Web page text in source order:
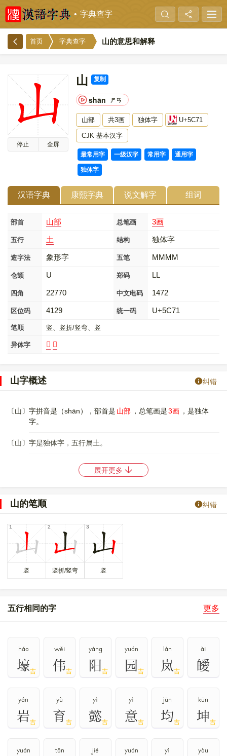
字典查字
首页 字典查字 山的意思和解释
停止 全屏
山 复制
shān ㄕㄢ
山部 共3画 独体字 U+5C71
CJK 基本汉字
最常用字 一级汉字 常用字 通用字
独体字
汉语字典 康熙字典 说文解字 组词
部首 山部 总笔画 3画
五行 土 结构 独体字
造字法 象形字 五笔 MMMM
仓颉 U 郑码 LL
四角 22770 中文电码 1472
区位码 4129 统一码 U+5C71
笔顺 竖、竖折/竖弯、竖
异体字 𡶸 𢇢
山字概述 纠错
〔山〕字拼音是（shān），部首是 山部 ，总笔画是3画 ，是独体
字。
〔山〕字是独体字，五行属土。
〔山〕字造字法是象形。甲骨文和金文字形，象山峰并立的形状。
“山”是汉字的一个部首。本义是地面上由土石构成的隆起部
〔山〕字仓颉码是
，郑码是
〔山〕字的UNICODE是 U+5C71 ，位于UNICODE的
意文字 (基本汉字)
，10进制： 23665，UTF-32：
00005C71，UTF-8：E5 B1 B1。
《通用规范汉字表》
〔山〕字异体字是
展开更多
山的笔顺 纠错
竖 竖折/竖弯 竖
五行相同的字 更多
háo
壕吉
wěi
伟吉
yáng
阳吉
yuán
园吉
lán
岚吉
ài
皧
yán
岩吉
yù
育吉
yì
懿吉
yì
意吉
jūn
均吉
kūn
坤吉
yuán tǎn jié yuán yì yòu